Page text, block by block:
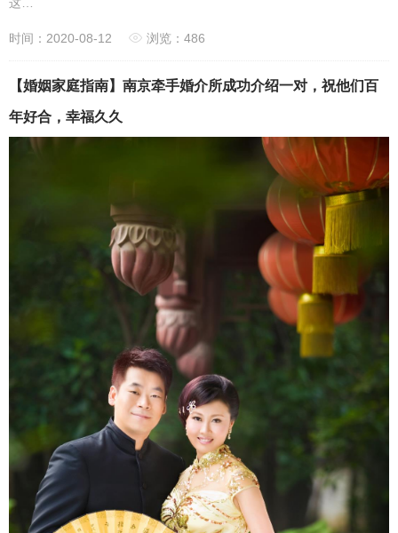
时间：2020-08-12 浏览：486
【婚姻家庭指南】南京牵手婚介所成功介绍一对，祝他们百
年好合，幸福久久